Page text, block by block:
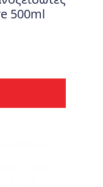
500ml